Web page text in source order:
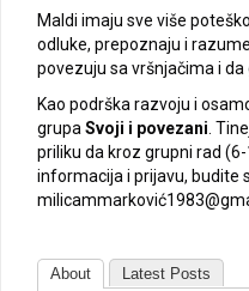
Maldi imaju sve više
odluke, prepoznaju i
povezuju sa vršnjačima i
Kao podrška razvoju i
grupa Svoji i povezani .
priliku da kroz grupni rad
informacija i prijavu, budite
About Latest Posts